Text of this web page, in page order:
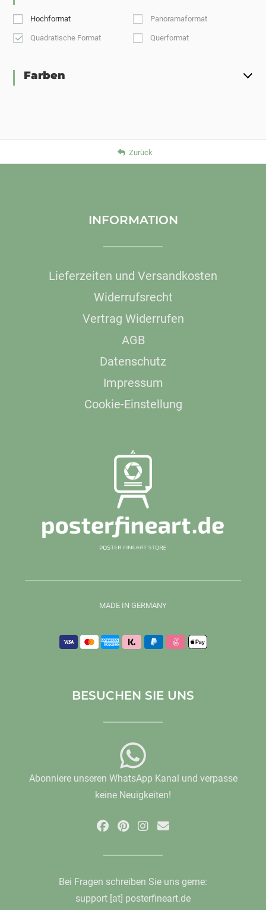
Hochformat Panoramaformat
Quadratische Format Querformat
Farben
Zurück
INFORMATION
Lieferzeiten und Versandkosten
Widerrufsrecht
Vertrag Widerrufen
AGB
Datenschutz
Impressum
Cookie-Einstellung
MADE IN GERMANY
BESUCHEN SIE UNS
Abonniere unseren WhatsApp Kanal und verpasse
keine Neuigkeiten!
Bei Fragen schreiben Sie uns gerne:
support [at] posterfineart.de